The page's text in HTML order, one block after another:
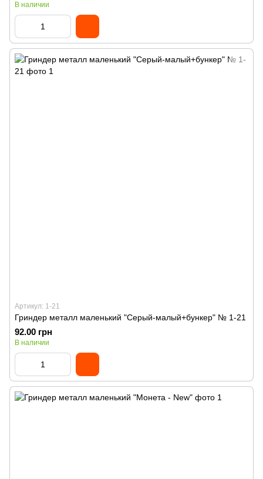
В наличии
Артикул: 1-21
Гриндер металл маленький "Серый-малый+бункер" № 1-21
92.00 грн
В наличии